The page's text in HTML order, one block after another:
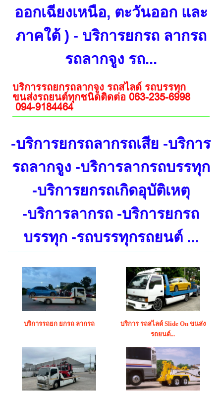
ออกเฉียงเหนือ, ตะวันออก และ
ภาคใต้ ) - บริการยกรถ ลากรถ
รถลากจูง รถ...
บริการรถยกรถลากจูง รถสไลด์ รถบรรทุก
ขนส่งรถยนต์ทุกชนิดติดต่อ 063-235-6998
094-9184464
-บริการยกรถลากรถเสีย -บริการ
รถลากจูง -บริการลากรถบรรทุก
-บริการยกรถเกิดอุบัติเหตุ
-บริการลากรถ -บริการยกรถ
บรรทุก -รถบรรทุกรถยนต์ ...
บริการรถยก ยกรถ ลากรถ
บริการ รถสไลด์ Slide On ขนส่ง
รถยนต์...